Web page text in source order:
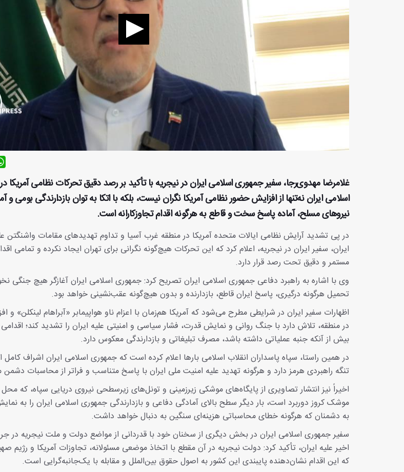
غلامرضا مهدوی‌رجا، سفیر جمهوری اسلامی ایران در نیجریه با تأکید بر رصد دقیق تحرکات نظامی
اسلامی ایران نه‌تنها از افزایش حضور نظامی آمریکا نگران نیست، بلکه با اتکا به توان بازدارندگی بومی و
نیروهای مسلح، آماده پاسخ سخت و قاطع به هرگونه اقدام تجاوزکارانه است.
در پی تشدید آرایش نظامی ایالات متحده آمریکا در منطقه غرب آسیا و تداوم تهدیدهای مقامات واشنگتن
ایران، سفیر ایران در نیجریه، اعلام کرد که این تحرکات هیچ‌گونه نگرانی برای تهران ایجاد نکرده و تمامی
مستمر و دقیق تحت رصد قرار دارد.
وی با اشاره به راهبرد دفاعی جمهوری اسلامی ایران تصریح کرد: جمهوری اسلامی ایران آغازگر هیچ جنگی
تحمیل هرگونه درگیری، پاسخ ایران قاطع، بازدارنده و بدون هیچ‌گونه عقب‌نشینی خواهد بود.
اظهارات سفیر ایران در شرایطی مطرح می‌شود که آمریکا هم‌زمان با اعزام ناو هواپیمابر «آبراهام لینکلن»
در منطقه، تلاش دارد با جنگ روانی و نمایش قدرت، فشار سیاسی و امنیتی علیه ایران را تشدید کند؛
بیش از آنکه جنبه عملیاتی داشته باشد، مصرف تبلیغاتی و بازدارندگی معکوس دارد.
در همین راستا، سپاه پاسداران انقلاب اسلامی بارها اعلام کرده است که جمهوری اسلامی ایران اشراف کامل
تنگه راهبردی هرمز دارد و هرگونه تهدید علیه امنیت ملی ایران با پاسخ متناسب و فراتر از محاسبات
اخیراً نیز انتشار تصاویری از پایگاه‌های موشکی زیرزمینی و تونل‌های زیرسطحی نیروی دریایی سپاه، که
موشک کروز دوربرد است، بار دیگر سطح بالای آمادگی دفاعی و بازدارندگی جمهوری اسلامی ایران را به
به دشمنان که هرگونه خطای محاسباتی هزینه‌ای سنگین به دنبال خواهد داشت.
اخیر علیه ایران، تأکید کرد: دولت نیجریه در آن مقطع با اتخاذ موضعی مسئولانه، تجاوزات آمریکا و رژیم
که این اقدام نشان‌دهنده پایبندی این کشور به اصول حقوق بین‌الملل و مقابله با یک‌جانبه‌گرایی است.